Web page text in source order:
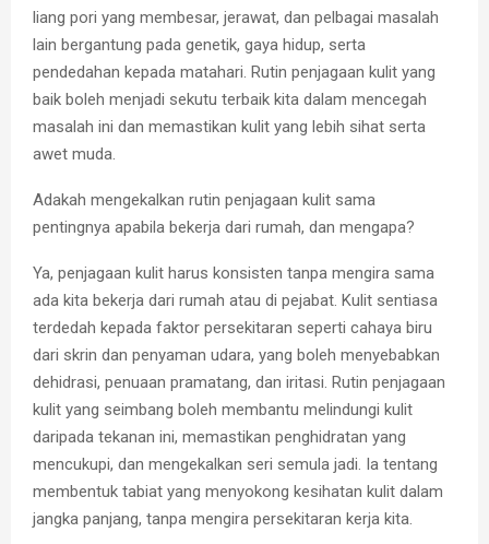
liang pori yang membesar, jerawat, dan pelbagai masalah
lain bergantung pada genetik, gaya hidup, serta
pendedahan kepada matahari. Rutin penjagaan kulit yang
baik boleh menjadi sekutu terbaik kita dalam mencegah
masalah ini dan memastikan kulit yang lebih sihat serta
awet muda.
Adakah mengekalkan rutin penjagaan kulit sama
pentingnya apabila bekerja dari rumah, dan mengapa?
Ya, penjagaan kulit harus konsisten tanpa mengira sama
ada kita bekerja dari rumah atau di pejabat. Kulit sentiasa
terdedah kepada faktor persekitaran seperti cahaya biru
dari skrin dan penyaman udara, yang boleh menyebabkan
dehidrasi, penuaan pramatang, dan iritasi. Rutin penjagaan
kulit yang seimbang boleh membantu melindungi kulit
daripada tekanan ini, memastikan penghidratan yang
mencukupi, dan mengekalkan seri semula jadi. Ia tentang
membentuk tabiat yang menyokong kesihatan kulit dalam
jangka panjang, tanpa mengira persekitaran kerja kita.